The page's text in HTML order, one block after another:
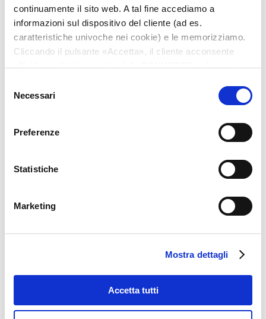
continuamente il sito web. A tal fine accediamo a
informazioni sul dispositivo del cliente (ad es.
caratteristiche univoche nei cookie) e le memorizziamo.
Cliccando il pulsante «Accetta», il cliente acconsente
all’utilizzo di tutti i cookie delle SCHURTER e dei nostri
momento cliccando su «Impostazioni» in fondo alla
pagina. Le impostazioni personali sono comunicate ai
nostri partner e non hanno alcuna influenza sui dati del
browser. Ulteriori informazioni sono disponibili nella
delNecessari
Preferenze
Statistiche
Marketing
Mostra dettagli
Accetta tutti
Nazione*
Messaggio*
Forniamo ai clienti newsletter specifiche per prodotti e
sottostante.